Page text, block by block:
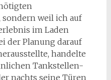
sondern weil ich auf
im Laden
der Planung darauf
handelte
Tankstellen-
nachts seine Türen